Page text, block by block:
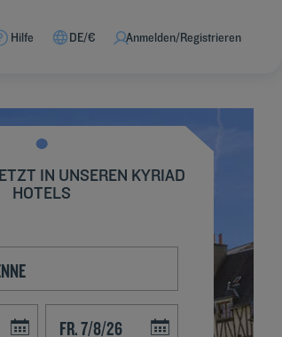
Hilfe DE/€ Anmelden/Registrieren
IN UNSEREN KYRIAD
HOTELS